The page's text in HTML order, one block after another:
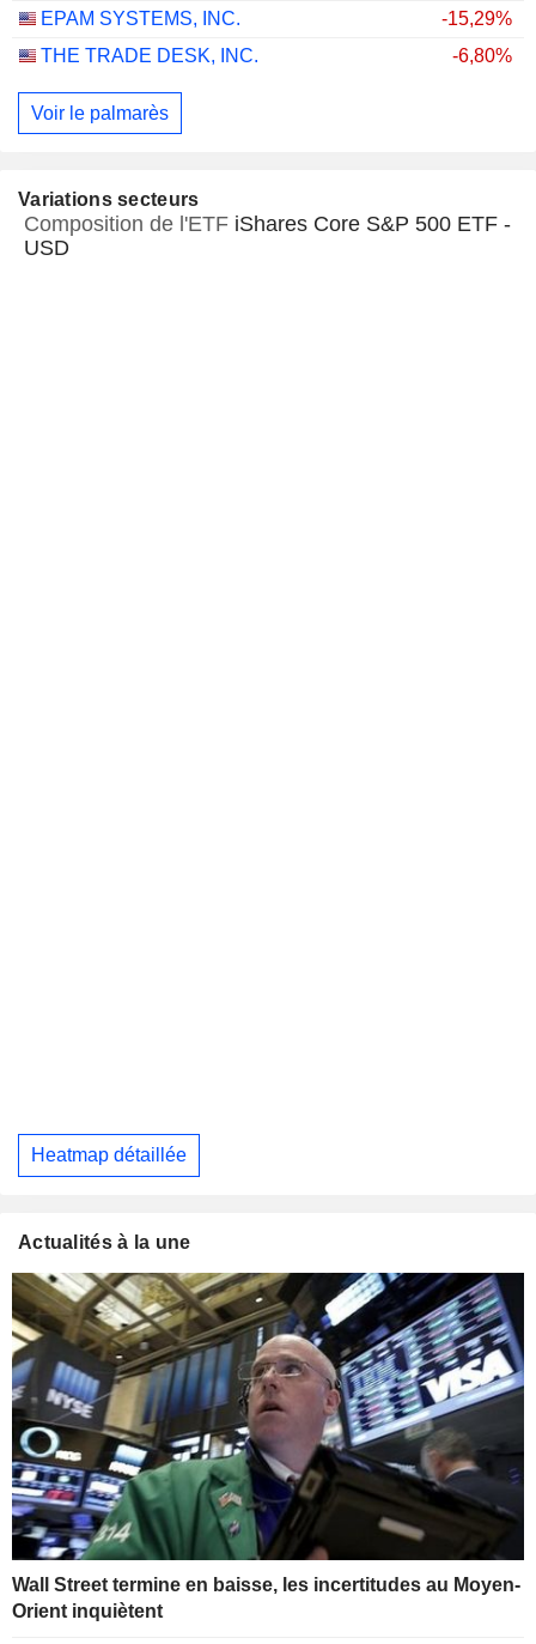
EPAM SYSTEMS, INC.
-15,29%
THE TRADE DESK, INC.
-6,80%
Voir le palmarès
Variations secteurs
Composition de l'ETF iShares Core S&P 500 ETF -
USD
Heatmap détaillée
Actualités à la une
Wall Street termine en baisse, les incertitudes au Moyen-
Orient inquiètent